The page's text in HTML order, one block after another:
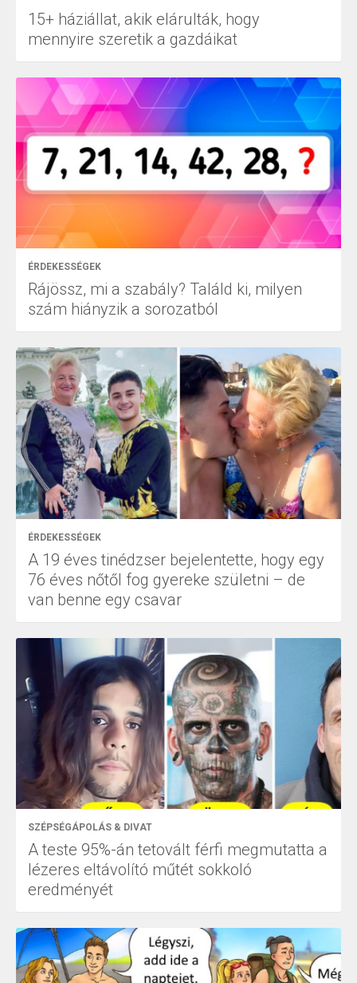
15+ háziállat, akik elárulták, hogy
mennyire szeretik a gazdáikat
ÉRDEKESSÉGEK
Rájössz, mi a szabály? Találd ki, milyen
szám hiányzik a sorozatból
ÉRDEKESSÉGEK
A 19 éves tinédzser bejelentette, hogy egy
76 éves nőtől fog gyereke születni – de
van benne egy csavar
SZÉPSÉGÁPOLÁS & DIVAT
A teste 95%-án tetovált férfi megmutatta a
lézeres eltávolító műtét sokkoló
eredményét